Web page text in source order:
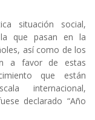
situación social,
que pasan en la
así como de los
a favor de estas
que están
internacional,
declarado “Año